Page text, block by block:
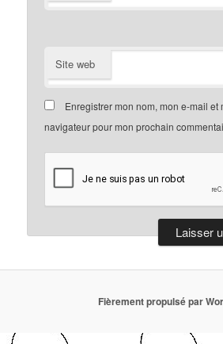
Site web
Enregistrer mon nom, mon e-mail et
navigateur pour mon prochain
Fièrement propulsé par